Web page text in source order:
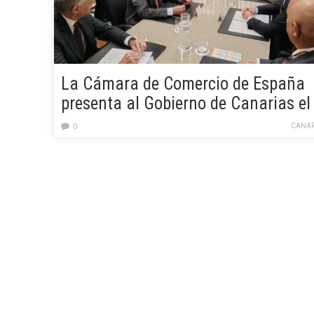
La Cámara de Comercio de España
presenta al Gobierno de Canarias el
proyecto de la Asociación
0